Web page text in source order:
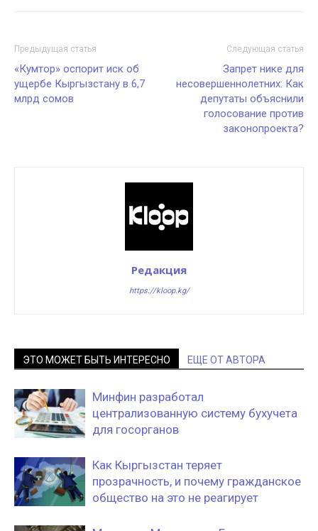
Предыдущая статья
«Кумтор» оспорит иск об
ущербе Кыргызстану в 6,7
млрд сомов
Следующая статья
Запрет нике для
несовершеннолетних: Как
депутаты объяснили
голосование против
законопроекта?
Редакция
https://kloop.kg/
ЭТО МОЖЕТ БЫТЬ ИНТЕРЕСНО ЕЩЕ ОТ АВТОРА
Минфин разработал
централизованную систему бухучета
для госорганов
Как Кыргызстан теряет
прозрачность, и почему гражданское
общество на это не реагирует